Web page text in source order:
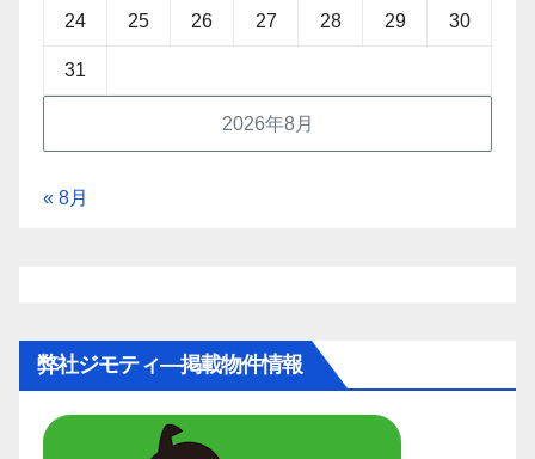
2026年8月
24 25 26 27 28 29 30
31
« 8月
弊社ジモティ―掲載物件情報